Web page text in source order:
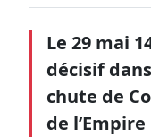
Le 29 mai
décisif
chute de
de